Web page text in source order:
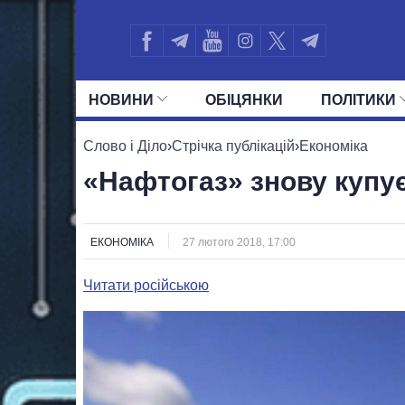
НОВИНИ ОБIЦЯНКИ ПОЛIТИКИ
УСІ ПОЛІТИКИ ПРЕЗИДЕНТ І ОФІС
Слово і Діло›Стрічка публікацій›Економіка
«Нафтогаз» знову
ЕКОНОМІКА 27 лютого 2018, 17:00
Читати російською